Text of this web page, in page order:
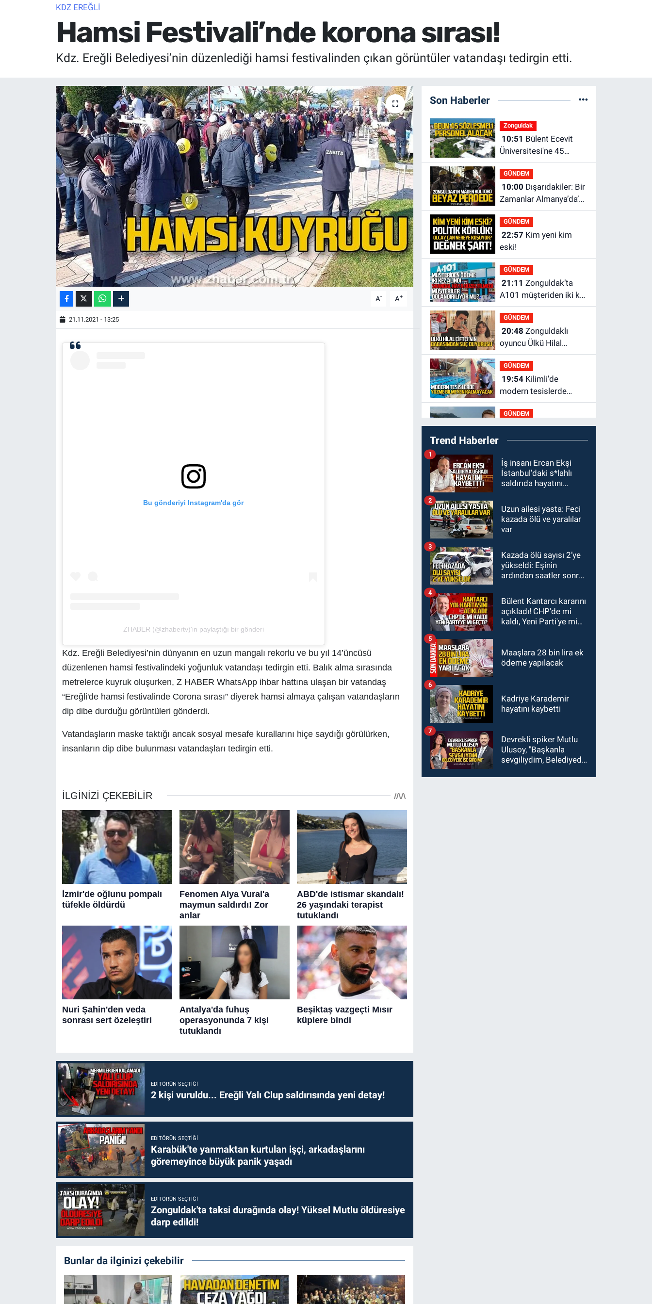
KDZ EREĞLİ
Hamsi Festivali’nde korona sırası!
Kdz. Ereğli Belediyesi’nin düzenlediği hamsi festivalinden çıkan görüntüler vatandaşı tedirgin etti.
A- A+
21.11.2021 - 13:25
Bu gönderiyi Instagram'da gör
ZHABER (@zhabertv)'in paylaştığı bir gönderi
Kdz. Ereğli Belediyesi’nin dünyanın en uzun mangalı rekorlu ve bu yıl 14’üncüsü
düzenlenen hamsi festivalindeki yoğunluk vatandaşı tedirgin etti. Balık alma sırasında
metrelerce kuyruk oluşurken, Z HABER WhatsApp ihbar hattına ulaşan bir vatandaş
“Ereğli'de hamsi festivalinde Corona sırası” diyerek hamsi almaya çalışan vatandaşların
dip dibe durduğu görüntüleri gönderdi.
Vatandaşların maske taktığı ancak sosyal mesafe kurallarını hiçe saydığı görülürken,
insanların dip dibe bulunması vatandaşları tedirgin etti.
EDITÖRÜN SEÇTIĞI
2 kişi vuruldu... Ereğli Yalı Clup saldırısında yeni detay!
EDITÖRÜN SEÇTIĞI
Karabük'te yanmaktan kurtulan işçi, arkadaşlarını
göremeyince büyük panik yaşadı
EDITÖRÜN SEÇTIĞI
Zonguldak'ta taksi durağında olay! Yüksel Mutlu öldüresiye
darp edildi!
Bunlar da ilginizi çekebilir
Son Haberler
Zonguldak
10:51
Üniversitesi'ne 45
sözleşmeli personel
alınacak.
GÜNDEM
10:00
Zamanlar Almanya’da’
21 Ağustos’ta vizyonda.
GÜNDEM
22:57
eski!
GÜNDEM
21:11
A101 müşteriden iki kez
tahsilat yaptı geri
ödemiyor!
GÜNDEM
20:48
oyuncu Ülkü Hilal
Çiftçi'nin babasından
suç duyurusu
GÜNDEM
19:54Kilimli'de
modern tesislerde
yüzme bilmeyen genç
kalmayacak
GÜNDEM
19:33Dalgalar Batın’ı
bizden kopardı
GÜNDEM
19:16Kozlu Ilıksu’da
can pazarı! Cankurtaran
GÜNDEM
19:01Çaycumalılar
Derneği Başkanı Savaş
Hakan Yeşil ile ne
görüştü?
SPOR
17:45Kozlu
Belediyespor, Tezcan
kattı
Trend Haberler
İş insanı Ercan Ekşi
İstanbul’daki s*lahlı
saldırıda hayatını
1
Uzun ailesi yasta: Feci
kazada ölü ve yaralılar
var
2
Kazada ölü sayısı 2’ye
yükseldi: Eşinin
ardından saatler sonra
kaybetti
3
Bülent Kantarcı kararını
açıkladı! CHP'de mi
kaldı, Yeni Parti'ye mi
4
Maaşlara 28 bin lira ek
ödeme yapılacak
5
Kadriye Karademir
hayatını kaybetti
6
Devrekli spiker Mutlu
Ulusoy, "Başkanla
sevgiliydim, Belediyede
7